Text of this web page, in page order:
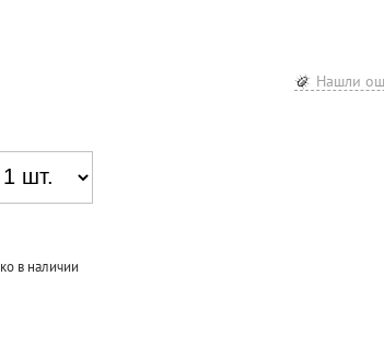
Нашли
в наличии